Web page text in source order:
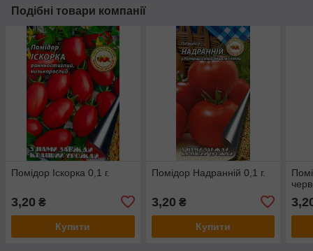
Подібні товари компанії
Помідор Іскорка 0,1 г.
3,20 ₴
Купити
Помідор Надранній 0,1 г.
3,20 ₴
Купити